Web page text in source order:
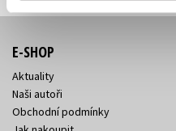
E-SHOP
Aktuality
Naši autoři
Obchodní podmínky